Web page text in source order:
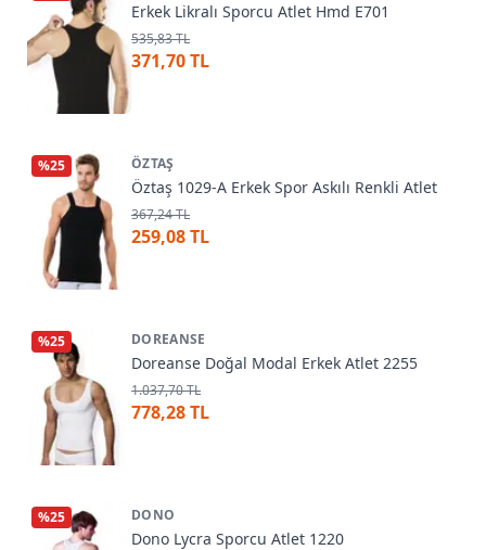
Erkek Likralı Sporcu Atlet Hmd E701
535,83 TL
371,70 TL
%25 ÖZTAŞ
Öztaş 1029-A Erkek Spor Askılı Renkli Atlet
367,24 TL
259,08 TL
%25 DOREANSE
Doreanse Doğal Modal Erkek Atlet 2255
1.037,70 TL
778,28 TL
%25 DONO
Dono Lycra Sporcu Atlet 1220